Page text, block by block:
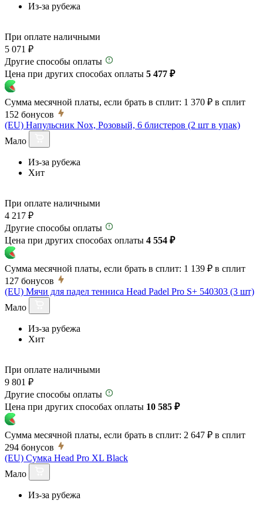
Из-за рубежа
При оплате наличными
5 071 ₽
Другие способы оплаты
Цена при других способах оплаты 5 477 ₽
Сумма месячной платы, если брать в сплит: 1 370 ₽ в сплит
152 бонусов
(EU) Напульсник Nox, Розовый, 6 блистеров (2 шт в упак)
Мало
Из-за рубежа
Хит
При оплате наличными
4 217 ₽
Другие способы оплаты
Цена при других способах оплаты 4 554 ₽
Сумма месячной платы, если брать в сплит: 1 139 ₽ в сплит
127 бонусов
(EU) Мячи для падел тенниса Head Padel Pro S+ 540303 (3 шт)
Мало
Из-за рубежа
Хит
При оплате наличными
9 801 ₽
Другие способы оплаты
Цена при других способах оплаты 10 585 ₽
Сумма месячной платы, если брать в сплит: 2 647 ₽ в сплит
294 бонусов
(EU) Сумка Head Pro XL Black
Мало
Из-за рубежа